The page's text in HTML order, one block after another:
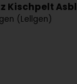
Kischpelt Asbl
(Lellgen)